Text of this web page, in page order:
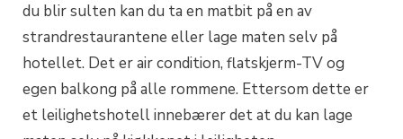
du blir sulten kan du ta en matbit på en av
strandrestaurantene eller lage maten selv på
hotellet. Det er air condition, flatskjerm-TV og
egen balkong på alle rommene. Ettersom dette er
et leilighetshotell innebærer det at du kan lage